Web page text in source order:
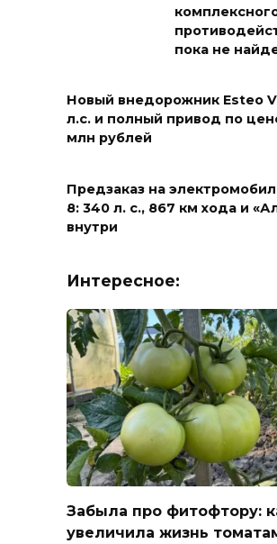
пока не
Новый внедорожник Esteo
л.с. и полный привод по
млн рублей
Предзаказ на
8: 340 л. с., 867 км хода и
внутри
Интересное:
Забыла про фитофтору:
увеличила жизнь